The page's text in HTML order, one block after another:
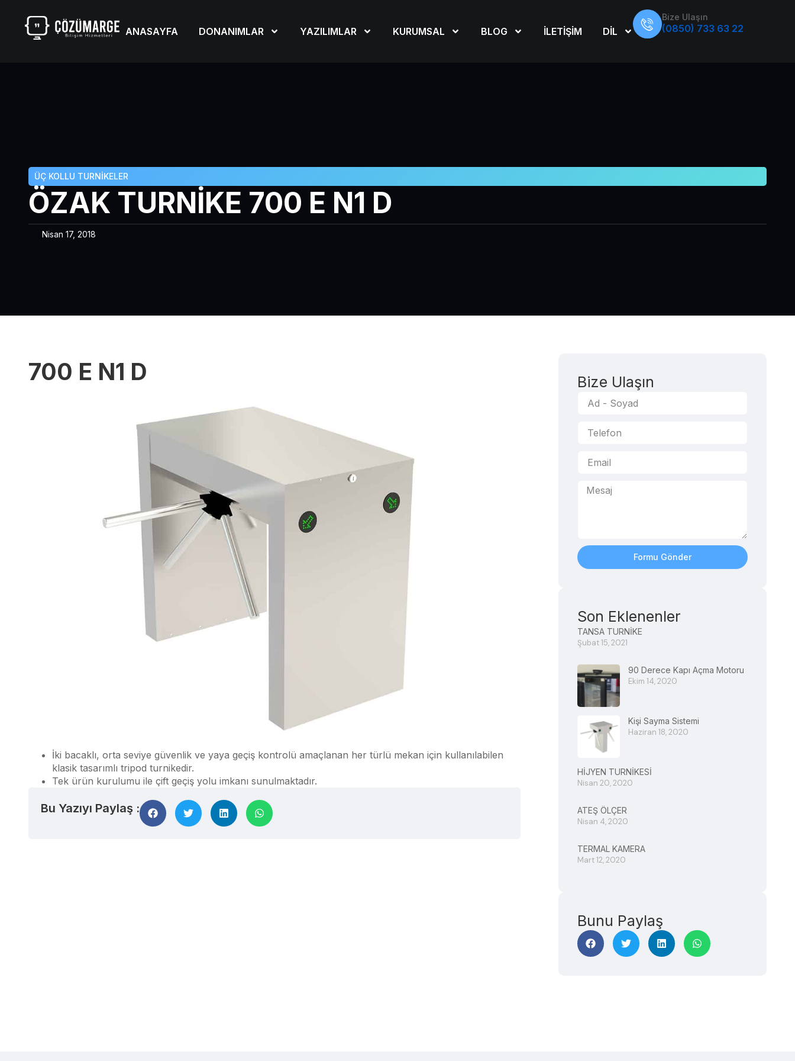
ANASAYFA DONANIMLAR YAZILIMLAR KURUMSAL BLOG İLETİŞİM DİL
Bize Ulaşın
(0850) 733 63 22
ÜÇ KOLLU TURNIKELER
ÖZAK TURNİKE 700 E N1 D
Nisan 17, 2018
700 E N1 D
İki bacaklı, orta seviye güvenlik ve yaya geçiş kontrolü amaçlanan her türlü mekan için kullanılabilen
klasik tasarımlı tripod turnikedir.
Tek ürün kurulumu ile çift geçiş yolu imkanı sunulmaktadır.
Bu Yazıyı Paylaş :
Bize Ulaşın
Formu Gönder
Son Eklenenler
TANSA TURNİKE
Şubat 15, 2021
90 Derece Kapı Açma Motoru
Ekim 14, 2020
Kişi Sayma Sistemi
Haziran 18, 2020
HİJYEN TURNİKESİ
Nisan 20, 2020
ATEŞ ÖLÇER
Nisan 4, 2020
TERMAL KAMERA
Mart 12, 2020
Bunu Paylaş